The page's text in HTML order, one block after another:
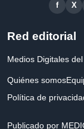
f X
Red editorial
Medios Digitales
Quiénes somos
Política de
Publicado por